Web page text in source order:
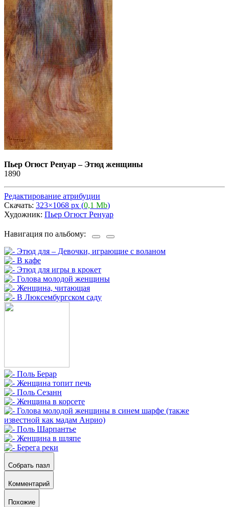
Пьер Огюст Ренуар– Этюд женщины
1890
Редактирование атрибуции
Скачать: 323×1068 px (0,1 Mb)
Художник: Пьер Огюст Ренуар
Навигация по альбому:
Собрать пазл
Комментарий
Похожие